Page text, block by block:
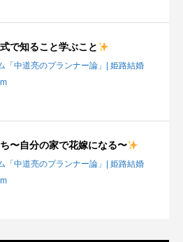
で知ること学ぶこと
「中道亮のプランナー論」| 姫路結婚
〜自分の家で花嫁になる〜
「中道亮のプランナー論」| 姫路結婚